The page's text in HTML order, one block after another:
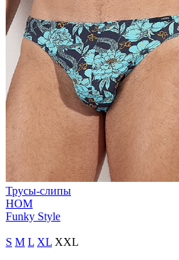
Трусы-слипы
HOM
Funky Style
S M L XL XXL